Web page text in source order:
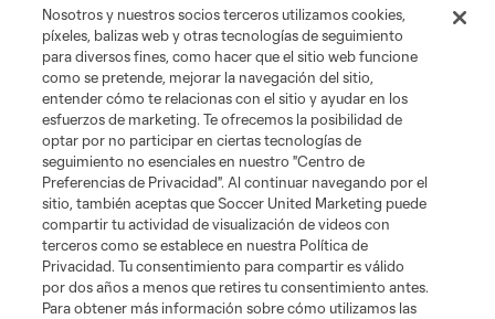
comunicaciones, avisos y mensajes con fines publicitarios,
comerciales y promocionales de acuerdo a nuestra política
de privacidad y términos de uso.
Leagues Cup
Social
Nosotros y nuestros socios terceros utilizamos cookies,
píxeles, balizas web y otras tecnologías de seguimiento
para diversos fines, como hacer que el sitio web funcione
como se pretende, mejorar la navegación del sitio,
entender cómo te relacionas con el sitio y ayudar en los
esfuerzos de marketing. Te ofrecemos la posibilidad de
optar por no participar en ciertas tecnologías de
seguimiento no esenciales en nuestro "Centro de
Preferencias de Privacidad". Al continuar navegando por el
sitio, también aceptas que Soccer United Marketing puede
compartir tu actividad de visualización de videos con
terceros como se establece en nuestra Política de
Privacidad. Tu consentimiento para compartir es válido
por dos años a menos que retires tu consentimiento antes.
Para obtener más información sobre cómo utilizamos las